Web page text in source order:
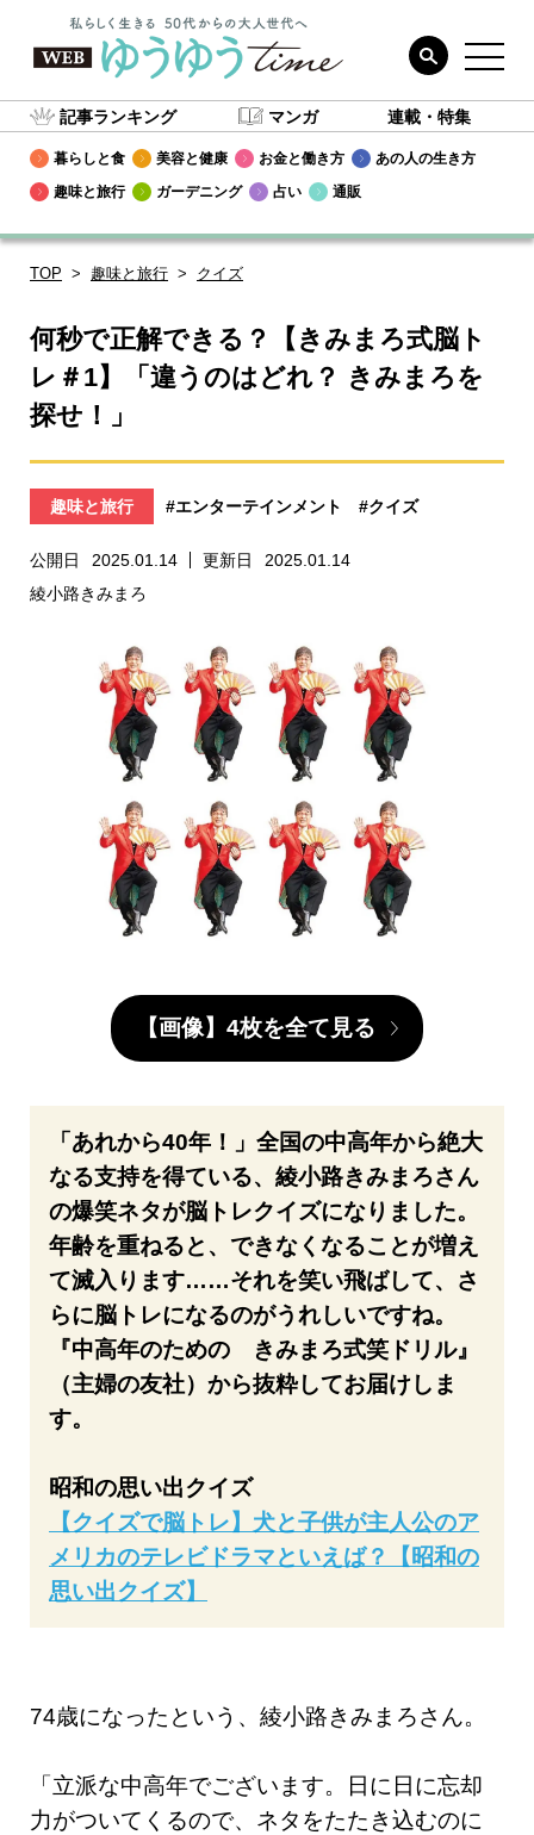
記事ランキング マンガ 連載・特集
暮らしと食 美容と健康 お金と働き方
あの人の生き方
趣味と旅行
ガーデニング 占い 通販
TOP 趣味と旅行 クイズ
何秒で正解できる？【きみまろ式脳ト
レ＃1】「違うのはどれ？ きみまろを
探せ！」
趣味と旅行 #エンターテインメント #クイズ
公開日 2025.01.14 更新日
2025.01.14
綾小路きみまろ
【画像】4枚を全て見る
「あれから40年！」全国の中高年から絶大
なる支持を得ている、綾小路きみまろさん
の爆笑ネタが脳トレクイズになりました。
年齢を重ねると、できなくなることが増え
て滅入ります……それを笑い飛ばして、さ
らに脳トレになるのがうれしいですね。
『中高年のための きみまろ式笑ドリル』
（主婦の友社）から抜粋してお届けしま
す。
昭和の思い出クイズ
【クイズで脳トレ】犬と子供が主人公のア
メリカのテレビドラマといえば？【昭和の
思い出クイズ】
74歳になったという、綾小路きみまろさん。
「立派な中高年でございます。日に日に忘却
力がついてくるので、ネタをたたき込むのに